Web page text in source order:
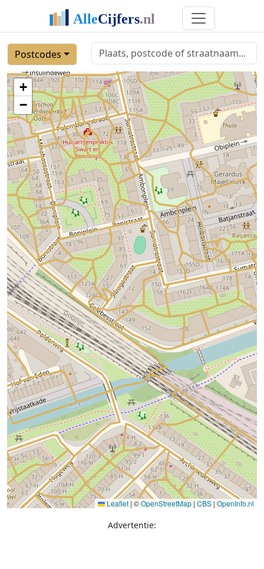
Postcodes
+
−
Leaflet | ©OpenStreetMap | CBS | OpenInfo.nl
Advertentie: